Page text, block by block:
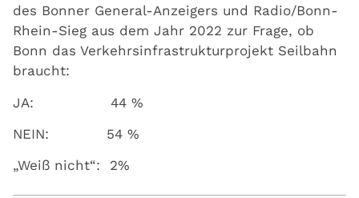
des Bonner General-Anzeigers und Radio/Bonn-
Rhein-Sieg aus dem Jahr 2022 zur Frage, ob
Bonn das Verkehrsinfrastrukturprojekt Seilbahn
braucht:
JA: 44 %
NEIN: 54 %
„Weiß nicht“: 2%